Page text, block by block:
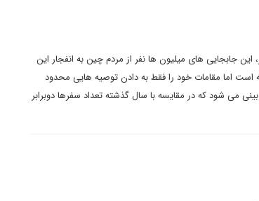
از قرنطینه های مکرر، این جابجایی های میلیون ها نفر از مردم چین به انفجار این
اما مقامات خود را فقط به دادن توصیه هایی محدود
می شود که در مقایسه با سال گذشته تعداد سفرها دوبرابر